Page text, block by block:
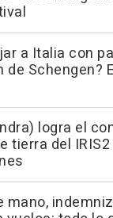
a Italia con
de Schengen?
logra el
tierra del
mano,